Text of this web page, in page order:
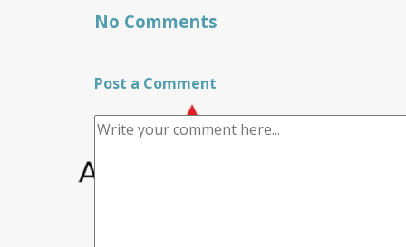
No Comments
Post a Comment